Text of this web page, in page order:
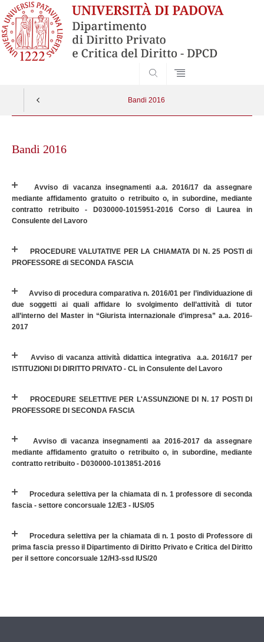
Bandi 2016
contentBandi 2016
Avviso di vacanza insegnamenti a.a. 2016/17 da assegnare
mediante affidamento gratuito o retribuito o, in subordine, mediante
contratto retribuito - D030000-1015951-2016 Corso di Laurea in
Consulente del Lavoro
PROCEDURE VALUTATIVE PER LA CHIAMATA DI N. 25 POSTI di
PROFESSORE di SECONDA FASCIA
Avviso di procedura comparativa n. 2016/01 per l’individuazione di
due soggetti ai quali affidare lo svolgimento dell’attività di tutor
all’interno del Master in “Giurista internazionale d’impresa” a.a. 2016-
2017
Avviso di vacanza attività didattica integrativa a.a. 2016/17 per
ISTITUZIONI DI DIRITTO PRIVATO - CL in Consulente del Lavoro
PROCEDURE SELETTIVE PER L'ASSUNZIONE DI N. 17 POSTI DI
PROFESSORE DI SECONDA FASCIA
Avviso di vacanza insegnamenti aa 2016-2017 da assegnare
mediante affidamento gratuito o retribuito o, in subordine, mediante
contratto retribuito - D030000-1013851-2016
Procedura selettiva per la chiamata di n. 1 professore di seconda
fascia - settore concorsuale 12/E3 - IUS/05
Procedura selettiva per la chiamata di n. 1 posto di Professore di
prima fascia presso il Dipartimento di Diritto Privato e Critica del Diritto
per il settore concorsuale 12/H3-ssd IUS/20